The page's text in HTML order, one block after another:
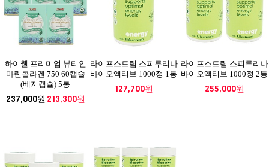
하이웰 프리미엄 뷰티인
마린콜라겐 750 60캡슐
(베지캡슐) 5통
237,000원213,300원
라이프스트림 스피루리나
바이오액티브 1000정 1통
127,700원
라이프스트림 스피루리나
바이오액티브 1000정 2통
255,000원